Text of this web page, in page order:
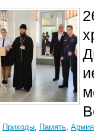
Приходы, Память, Армия